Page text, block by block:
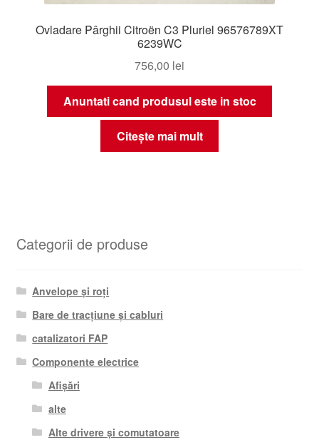
Ovladare Pârghii Citroën C3 Pluriel 96576789XT
6239WC
756,00 lei
Anuntati cand produsul este in stoc
Citește mai mult
Categorii de produse
Anvelope și roți
Bare de tracțiune și cabluri
catalizatori FAP
Componente electrice
Afișări
alte
Alte drivere și comutatoare